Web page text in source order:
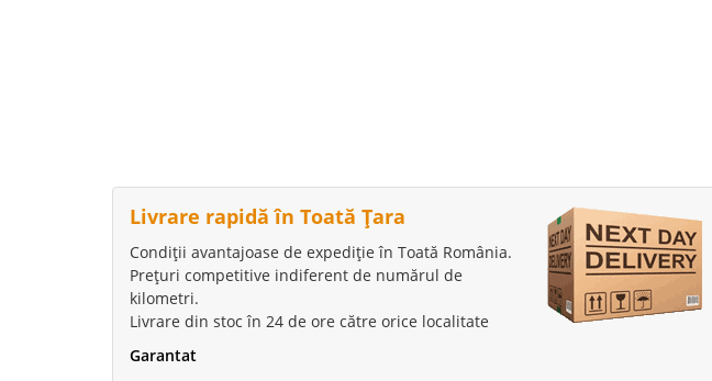
Livrare rapidă în Toată Țara
Condiții avantajoase de expediție în Toată România.
Prețuri competitive indiferent de numărul de
kilometri.
Livrare din stoc în 24 de ore către orice localitate
Garantat